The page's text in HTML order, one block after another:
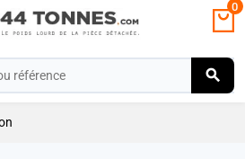
0